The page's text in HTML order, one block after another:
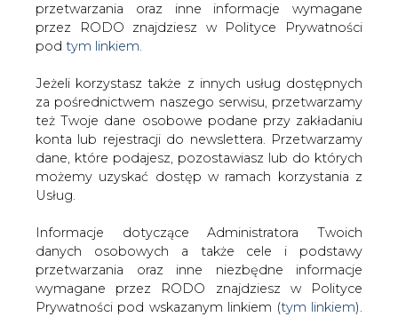
przetwarzania oraz inne informacje wymagane
przez RODO znajdziesz w Polityce Prywatności
pod tym linkiem.
Jeżeli korzystasz także z innych usług dostępnych
za pośrednictwem naszego serwisu, przetwarzamy
też Twoje dane osobowe podane przy zakładaniu
konta lub rejestracji do newslettera. Przetwarzamy
dane, które podajesz, pozostawiasz lub do których
możemy uzyskać dostęp w ramach korzystania z
Usług.
Informacje dotyczące Administratora Twoich
danych osobowych a także cele i podstawy
przetwarzania oraz inne niezbędne informacje
wymagane przez RODO znajdziesz w Polityce
Prywatności pod wskazanym linkiem (tym linkiem).
Strona główna / RYNEK GAZU / Kuchciński: PGNiG ma
znaczenie strategiczne dla Polski
2017-11-27 00:00
drukuj
skomentuj
Kuchciński: PGNiG ma znaczenie
strategiczne dla Polski